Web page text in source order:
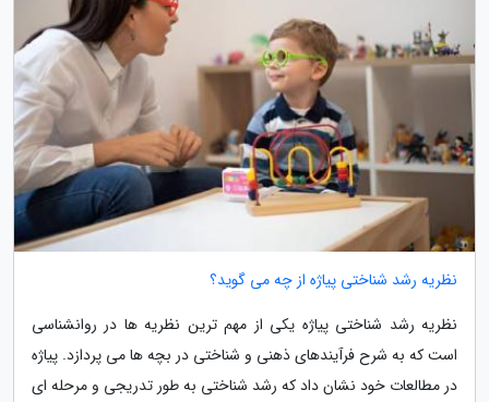
نظریه رشد شناختی پیاژه از چه می گوید؟
نظریه رشد شناختی پیاژه یکی از مهم ترین نظریه ها در روانشناسی
است که به شرح فرآیندهای ذهنی و شناختی در بچه ها می پردازد. پیاژه
در مطالعات خود نشان داد که رشد شناختی به طور تدریجی و مرحله ای